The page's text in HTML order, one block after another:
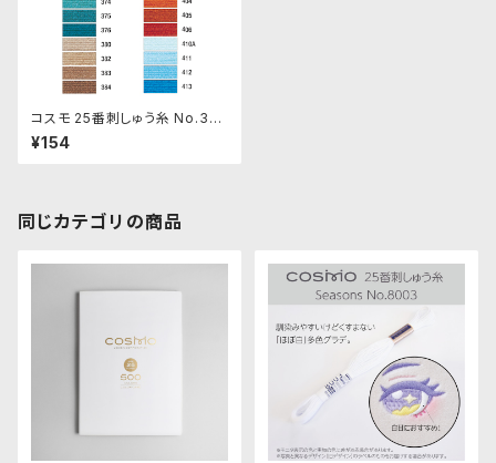
コスモ 25番刺しゅう糸 No.371
‾413
¥154
同じカテゴリの商品